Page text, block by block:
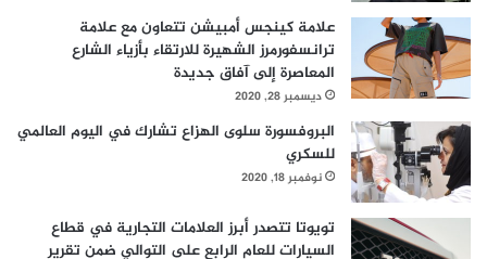
علامة كينجس أمبيشن تتعاون مع علامة
ترانسفورمرز الشهيرة للارتقاء بأزياء الشارع
المعاصرة إلى آفاق جديدة
ديسمبر 28, 2020
البروفسورة سلوى الهزاع تشارك في اليوم العالمي
للسكري
نوفمبر 18, 2020
تويوتا تتصدر أبرز العلامات التجارية في قطاع
السيارات للعام الرابع على التوالي ضمن تقرير